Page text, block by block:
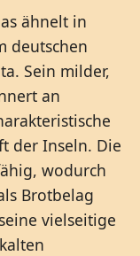
ähnelt in
deutschen
Sein milder,
an
der Inseln. Die
wodurch
Brotbelag
vielseitige